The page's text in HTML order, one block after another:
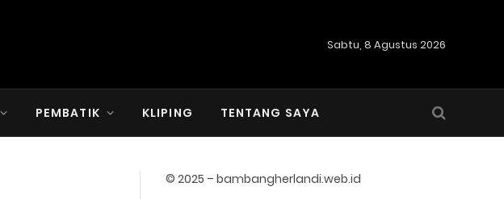
Sabtu, 8 Agustus 2026
PEMBATIK KLIPING TENTANG SAYA
© 2025 – bambangherlandi.web.id